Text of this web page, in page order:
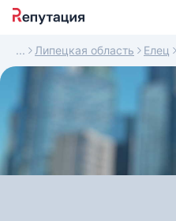
Липецкая область Елец